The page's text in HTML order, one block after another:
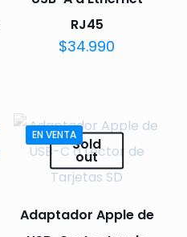
RJ45
$34.990
EN VENTASold
out
Adaptador Apple de